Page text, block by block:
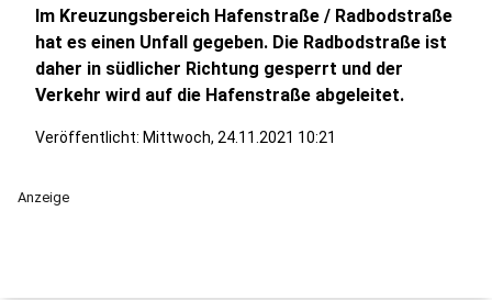
Im Kreuzungsbereich Hafenstraße / Radbodstraße
hat es einen Unfall gegeben. Die Radbodstraße ist
daher in südlicher Richtung gesperrt und der
Verkehr wird auf die Hafenstraße abgeleitet.
Veröffentlicht: Mittwoch, 24.11.2021 10:21
Anzeige